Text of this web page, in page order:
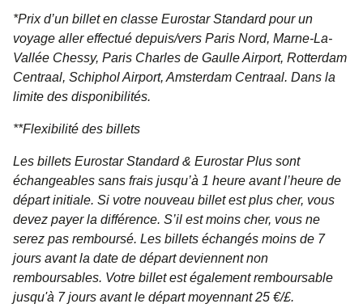
*Prix d’un billet en classe Eurostar Standard pour un
voyage aller effectué depuis/vers Paris Nord, Marne-La-
Vallée Chessy, Paris Charles de Gaulle Airport, Rotterdam
Centraal, Schiphol Airport, Amsterdam Centraal. Dans la
limite des disponibilités.
**Flexibilité des billets
Les billets Eurostar Standard & Eurostar Plus sont
échangeables sans frais jusqu’à 1 heure avant l’heure de
départ initiale. Si votre nouveau billet est plus cher, vous
devez payer la différence. S’il est moins cher, vous ne
serez pas remboursé. Les billets échangés moins de 7
jours avant la date de départ deviennent non
remboursables. Votre billet est également remboursable
jusqu'à 7 jours avant le départ moyennant 25 €/£.